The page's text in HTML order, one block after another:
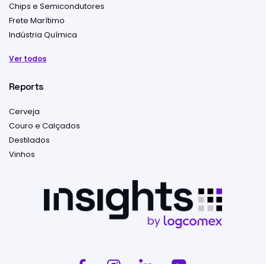
Chips e Semicondutores
Frete Marítimo
Indústria Química
Ver todos
Reports
Cerveja
Couro e Calçados
Destilados
Vinhos